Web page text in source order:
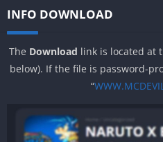
INFO DOWNLOAD
The Download link is located at
below). If the file is password-
“